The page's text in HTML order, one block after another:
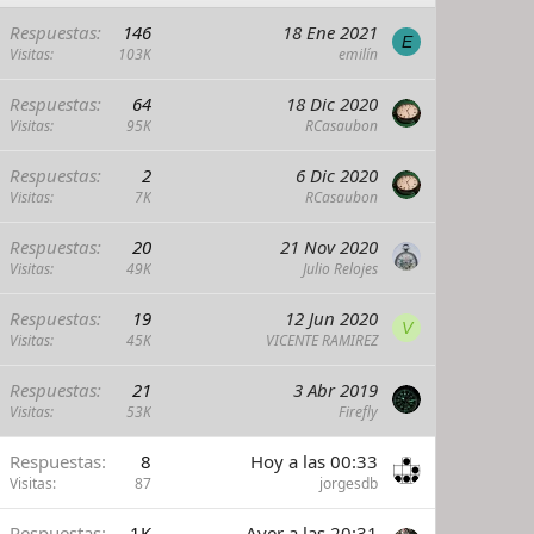
Respuestas 146
Visitas 103K
18 Ene 2021
emilín
E
Respuestas 64
Visitas 95K
18 Dic 2020
RCasaubon
Respuestas 2
Visitas 7K
6 Dic 2020
RCasaubon
Respuestas 20
Visitas 49K
21 Nov 2020
Julio Relojes
Respuestas 19
Visitas 45K
12 Jun 2020
VICENTE RAMIREZ
V
Respuestas 21
Visitas 53K
3 Abr 2019
Firefly
Respuestas 8
Visitas 87
Hoy a las 00:33
jorgesdb